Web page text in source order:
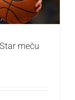
meču